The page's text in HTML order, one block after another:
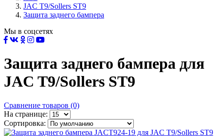
JAC T9/Sollers ST9
Защита заднего бампера
Мы в соцсетях
Защита заднего бампера для
JAC T9/Sollers ST9
Сравнение товаров (0)
На странице:
Сортировка: